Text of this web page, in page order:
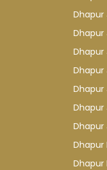
Dhapur
Dhapur
Dhapur
Dhapur
Dhapur
Dhapur
Dhapur
Dhapur
Dhapur